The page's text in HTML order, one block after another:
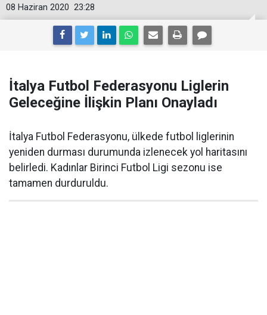
23:28
08 Haziran 2020
İtalya Futbol Federasyonu Liglerin
Geleceğine İlişkin Planı Onayladı
İtalya Futbol Federasyonu, ülkede futbol liglerinin
yeniden durması durumunda izlenecek yol haritasını
belirledi. Kadınlar Birinci Futbol Ligi sezonu ise
tamamen durduruldu.